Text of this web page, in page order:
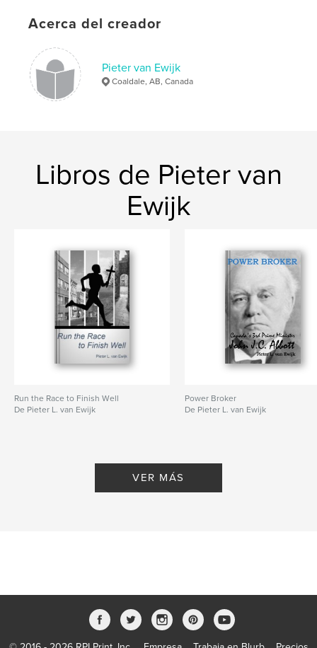
Tapa blanda: 9781068903410
IdiomaEnglish
Palabras clave
Acerca del creador
Pieter van Ewijk
Coaldale, AB, Canada
Libros de Pieter van
Ewijk
Run the Race to Finish Well
De Pieter L. van Ewijk
Power Broker
De Pieter L. van Ewijk
VER MÁS